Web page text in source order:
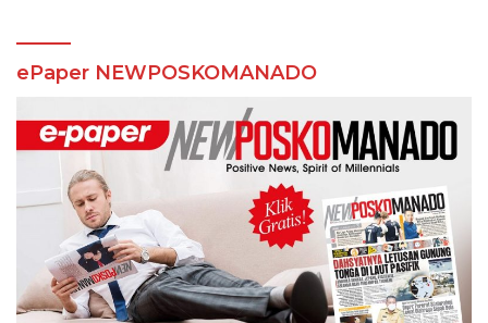
ePaper NEWPOSKOMANADO